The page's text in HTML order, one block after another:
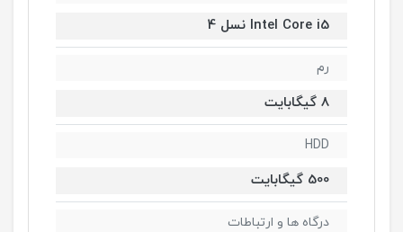
Intel Core i5 نسل 4
رم
8 گیگابایت
HDD
500 گیگابایت
درگاه ها و ارتباطات